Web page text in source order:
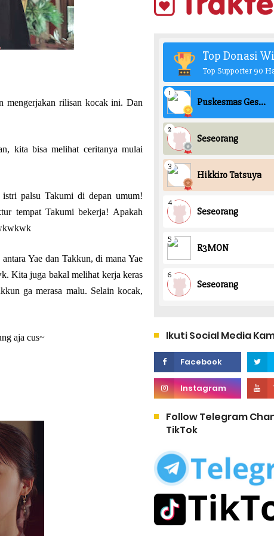
mengerjakan rilisan kocak ini. Dan
kita bisa melihat ceritanya mulai
palsu Takumi di depan umum!
tempat Takumi bekerja! Apakah
Yae dan Takkun, di mana Yae
Kita juga bakal melihat kerja keras
ga merasa malu. Selain kocak,
aja cus~ Ikuti Social Media
Follow Telegram
TikTok